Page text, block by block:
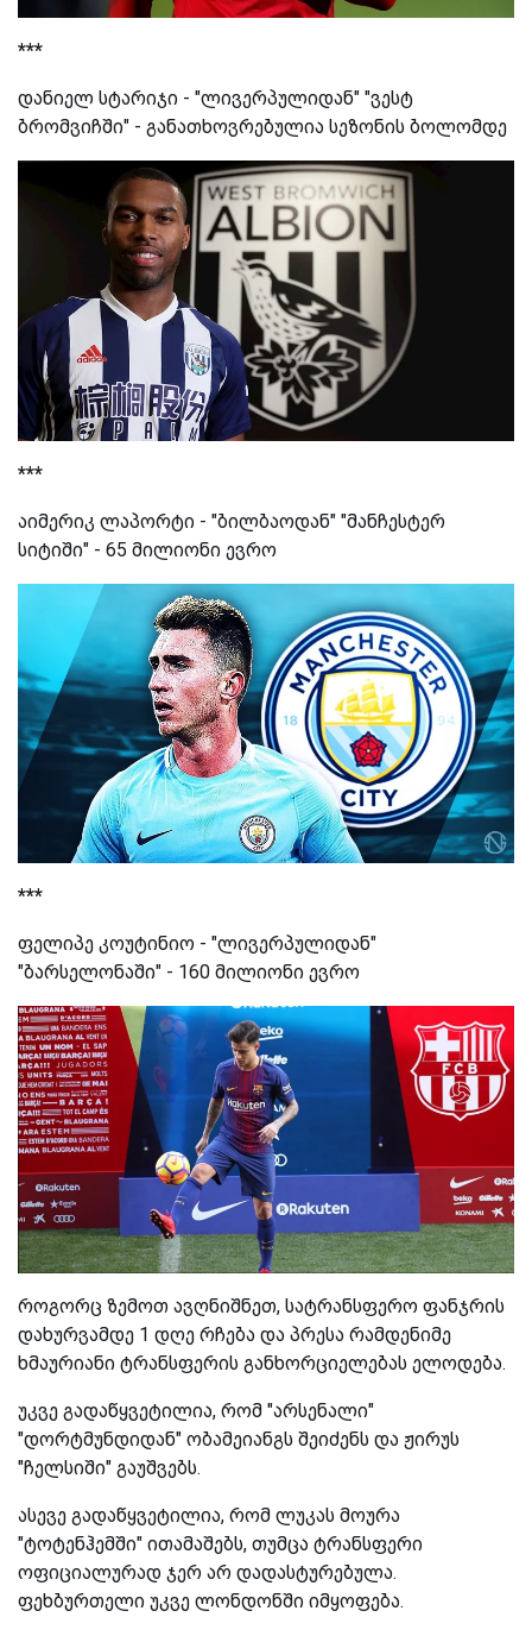
***
დანიელ სტარიჯი - "ლივერპულიდან" "ვესტ
ბრომვიჩში" - განათხოვრებულია სეზონის ბოლომდე
***
აიმერიკ ლაპორტი - "ბილბაოდან" "მანჩესტერ
სიტიში" - 65 მილიონი ევრო
***
ფელიპე კოუტინიო - "ლივერპულიდან"
"ბარსელონაში" - 160 მილიონი ევრო
როგორც ზემოთ ავღნიშნეთ, სატრანსფერო ფანჯრის
დახურვამდე 1 დღე რჩება და პრესა რამდენიმე
ხმაურიანი ტრანსფერის განხორციელებას ელოდება.
უკვე გადაწყვეტილია, რომ "არსენალი"
"დორტმუნდიდან" ობამეიანგს შეიძენს და ჟირუს
"ჩელსიში" გაუშვებს.
ასევე გადაწყვეტილია, რომ ლუკას მოურა
"ტოტენჰემში" ითამაშებს, თუმცა ტრანსფერი
ოფიციალურად ჯერ არ დადასტურებულა.
ფეხბურთელი უკვე ლონდონში იმყოფება.